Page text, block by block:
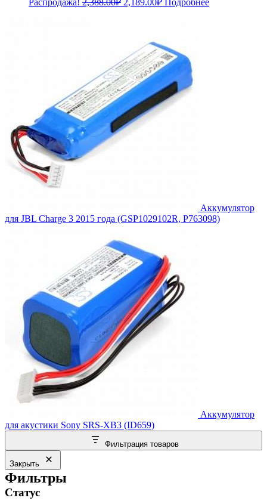
Распродажа! 2,388.00₽ 2,189.00₽
цена:
Подробнее
Аккумулятор
для JBL Charge 3 2015 года (GSP1029102R, P763098)
Аккумулятор
для акустики Sony SRS-XB3 (ID659)
Фильтрация товаров
Закрыть
Фильтры
Статус